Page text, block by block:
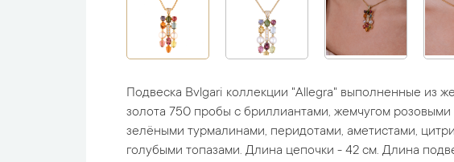
Подвеска Bvlgari коллекции "Allegra" выполненные из
золота 750 пробы с бриллиантами, жемчугом розовыми
зелёными турмалинами, перидотами, аметистами,
голубыми топазами. Длина цепочки - 42 см. Длина